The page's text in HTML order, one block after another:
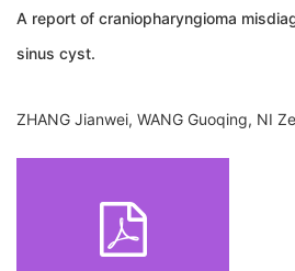
A report of craniopharyngioma
sinus cyst.
ZHANG Jianwei, WANG Guoqing, NI